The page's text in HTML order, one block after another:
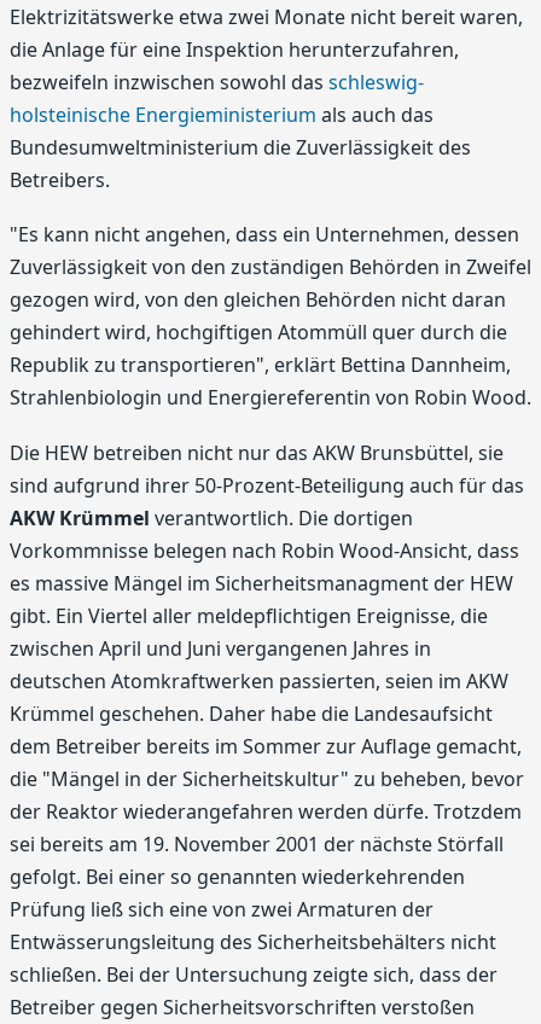
Elektrizitätswerke etwa zwei Monate nicht bereit waren,
die Anlage für eine Inspektion herunterzufahren,
bezweifeln inzwischen sowohl das schleswig-
holsteinische Energieministerium als auch das
Bundesumweltministerium die Zuverlässigkeit des
Betreibers.
"Es kann nicht angehen, dass ein Unternehmen, dessen
Zuverlässigkeit von den zuständigen Behörden in Zweifel
gezogen wird, von den gleichen Behörden nicht daran
gehindert wird, hochgiftigen Atommüll quer durch die
Republik zu transportieren", erklärt Bettina Dannheim,
Strahlenbiologin und Energiereferentin von Robin Wood.
Die HEW betreiben nicht nur das AKW Brunsbüttel, sie
sind aufgrund ihrer 50-Prozent-Beteiligung auch für das
AKW Krümmel verantwortlich. Die dortigen
Vorkommnisse belegen nach Robin Wood-Ansicht, dass
es massive Mängel im Sicherheitsmanagment der HEW
gibt. Ein Viertel aller meldepflichtigen Ereignisse, die
zwischen April und Juni vergangenen Jahres in
deutschen Atomkraftwerken passierten, seien im AKW
Krümmel geschehen. Daher habe die Landesaufsicht
dem Betreiber bereits im Sommer zur Auflage gemacht,
die "Mängel in der Sicherheitskultur" zu beheben, bevor
der Reaktor wiederangefahren werden dürfe. Trotzdem
sei bereits am 19. November 2001 der nächste Störfall
gefolgt. Bei einer so genannten wiederkehrenden
Prüfung ließ sich eine von zwei Armaturen der
Entwässerungsleitung des Sicherheitsbehälters nicht
schließen. Bei der Untersuchung zeigte sich, dass der
Betreiber gegen Sicherheitsvorschriften verstoßen